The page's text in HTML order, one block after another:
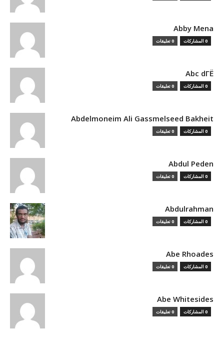
Abby Mena
0 المشاركات 0 تعليقات
Abc dГЁ
0 المشاركات 0 تعليقات
Abdelmoneim Ali Gassmelseed Bakheit
0 المشاركات 0 تعليقات
Abdul Peden
0 المشاركات 0 تعليقات
Abdulrahman
0 المشاركات 0 تعليقات
Abe Rhoades
0 المشاركات 0 تعليقات
Abe Whitesides
0 المشاركات 0 تعليقات